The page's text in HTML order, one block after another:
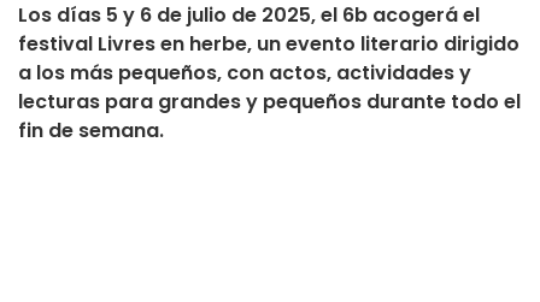
Los días 5 y 6 de julio de 2025, el 6b acogerá el
festival Livres en herbe, un evento literario dirigido
a los más pequeños, con actos, actividades y
lecturas para grandes y pequeños durante todo el
fin de semana.